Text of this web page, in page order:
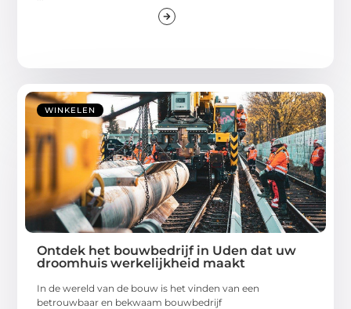
WINKELEN
Ontdek het bouwbedrijf in Uden dat uw
droomhuis werkelijkheid maakt
In de wereld van de bouw is het vinden van een
betrouwbaar en bekwaam bouwbedrijf